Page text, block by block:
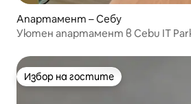
Апартамент – Себу
Уютен апартамент в Cebu IT Park
Избор на гостите
Избор на гостите